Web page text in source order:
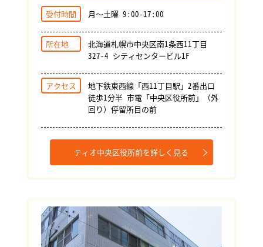
受付時間 月～土曜 9:00-17:00
所在地
北海道札幌市中央区南1条西11丁目
327-4 シティセンタービル1F
アクセス
地下鉄東西線「西11丁目駅」2番出口
徒歩1分半 市電「中央区役所前」（外
回り）停留所目の前
ティオ中央区役所前を詳しく見る